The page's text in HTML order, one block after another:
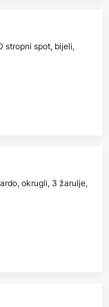
stropni spot, bijeli,
okrugli, 3 žarulje,